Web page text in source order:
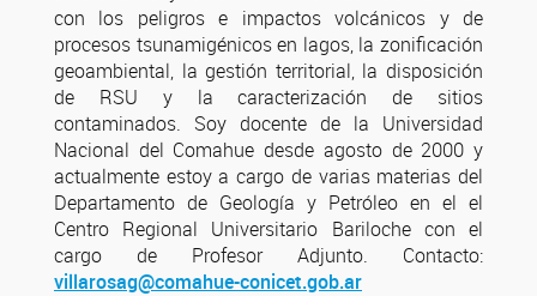
con los peligros e impactos volcánicos y de
procesos tsunamigénicos en lagos, la zonificación
geoambiental, la gestión territorial, la disposición
de RSU y la caracterización de sitios
contaminados. Soy docente de la Universidad
Nacional del Comahue desde agosto de 2000 y
actualmente estoy a cargo de varias materias del
Departamento de Geología y Petróleo en el el
Centro Regional Universitario Bariloche con el
cargo de Profesor Adjunto. Contacto:
villarosag@comahue-conicet.gob.ar